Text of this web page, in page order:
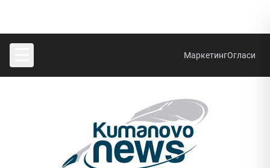
МаркетингОгласи